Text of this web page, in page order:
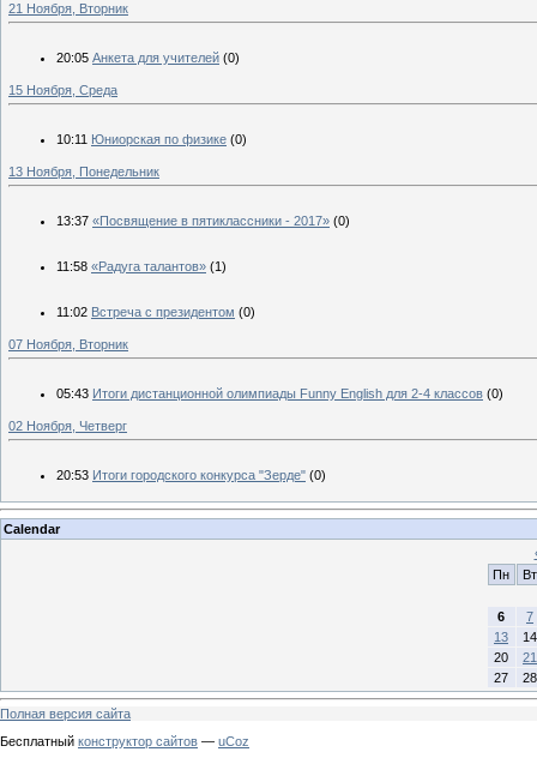
21 Ноября, Вторник
20:05 Анкета для учителей (0)
15 Ноября, Среда
10:11 Юниорская по физике (0)
13 Ноября, Понедельник
13:37 «Посвящение в пятиклассники - 2017» (0)
11:58 «Радуга талантов» (1)
11:02 Встреча с президентом (0)
07 Ноября, Вторник
05:43 Итоги дистанционной олимпиады Funny English для 2-4 классов (0)
02 Ноября, Четверг
20:53 Итоги городского конкурса "Зерде" (0)
Calendar
Пн
Вт
6
7
13
14
20
21
27
28
Полная версия сайта
Бесплатный конструктор сайтов — uCoz